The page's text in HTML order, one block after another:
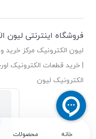
خانه محصولات
فروشگاه اینترنتی لیون
لیون الکترونیک مرکز
| خرید قطعات الکترونیک
الکترونیک لیون